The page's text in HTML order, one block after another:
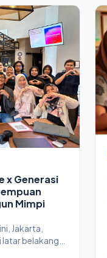
x Generasi
Mimpi
Jakarta,
belakang
rumah